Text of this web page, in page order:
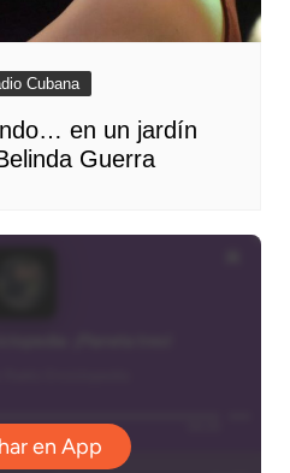
Cubana
en un jardín
Guerra